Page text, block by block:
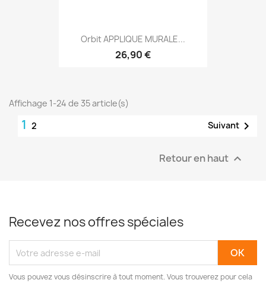
Orbit APPLIQUE MURALE...
26,90 €
Affichage 1-24 de 35 article(s)
1 2 Suivant 
Retour en haut 
Recevez nos offres spéciales
Vous pouvez vous désinscrire à tout moment. Vous trouverez pour cela